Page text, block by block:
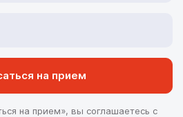
на прием
на прием», вы соглашаетесь с